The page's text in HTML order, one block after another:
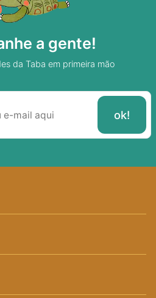
a gente!
da Taba em primeira mão